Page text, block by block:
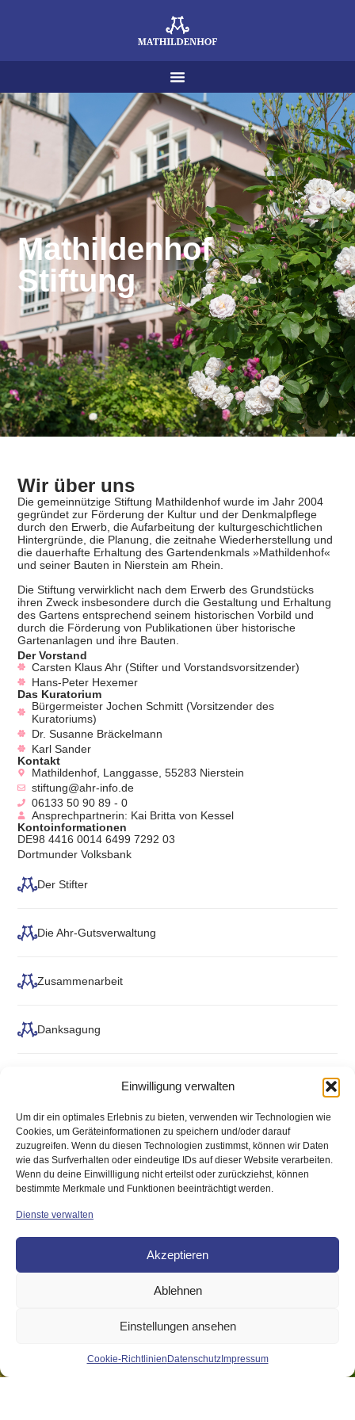
Einwilligung verwalten
Um dir ein optimales Erlebnis zu bieten, verwenden wir Technologien wie
Cookies, um Geräteinformationen zu speichern und/oder darauf
zuzugreifen. Wenn du diesen Technologien zustimmst, können wir Daten
wie das Surfverhalten oder eindeutige IDs auf dieser Website verarbeiten.
Wenn du deine Einwillligung nicht erteilst oder zurückziehst, können
bestimmte Merkmale und Funktionen beeinträchtigt werden.
Dienste verwalten
Akzeptieren
Ablehnen
Einstellungen ansehen
Cookie-Richtlinien DatenschutzImpressum
Mathildenhof
Stiftung
Wir über uns
Die gemeinnützige Stiftung Mathildenhof wurde im Jahr 2004
gegründet zur Förderung der Kultur und der Denkmalpflege
durch den Erwerb, die Aufarbeitung der kulturgeschichtlichen
Hintergründe, die Planung, die zeitnahe Wiederherstellung und
die dauerhafte Erhaltung des Gartendenkmals »Mathildenhof«
und seiner Bauten in Nierstein am Rhein.
Die Stiftung verwirklicht nach dem Erwerb des Grundstücks
ihren Zweck insbesondere durch die Gestaltung und Erhaltung
des Gartens entsprechend seinem historischen Vorbild und
durch die Förderung von Publikationen über historische
Gartenanlagen und ihre Bauten.
Der Vorstand
Carsten Klaus Ahr (Stifter und Vorstandsvorsitzender)
Hans-Peter Hexemer
Das Kuratorium
Bürgermeister Jochen Schmitt (Vorsitzender des
Kuratoriums)
Dr. Susanne Bräckelmann
Karl Sander
Kontakt
Mathildenhof, Langgasse, 55283 Nierstein
stiftung@ahr-info.de
06133 50 90 89 - 0
Ansprechpartnerin: Kai Britta von Kessel
Kontoinformationen
DE98 4416 0014 6499 7292 03
Dortmunder Volksbank
Der Stifter
Die Ahr-Gutsverwaltung
Zusammenarbeit
Danksagung
Jetzt kontaktieren
Sie haben Fragen, möchten sich informieren oder uns